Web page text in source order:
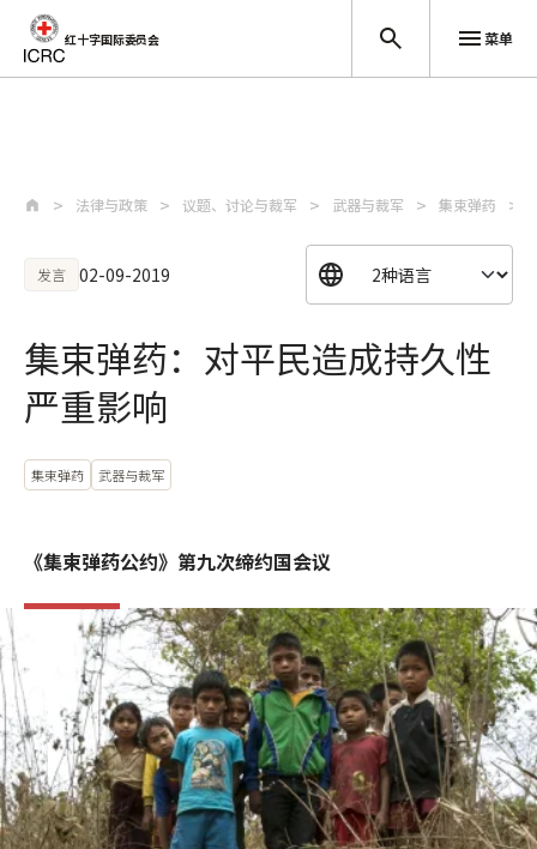
红十字国际委员会 菜单
法律与政策 议题、讨论与裁军 武器与裁军 集束弹药
发言 02-09-2019
集束弹药：对平民造成持久性
严重影响
集束弹药 武器与裁军
《集束弹药公约》第九次缔约国会议